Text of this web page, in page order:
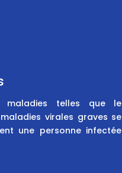
telles que le
virales graves se
une personne infectée